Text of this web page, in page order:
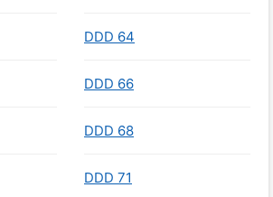
DDD 64
DDD 66
DDD 68
DDD 71